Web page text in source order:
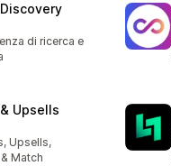
di ricerca e
Upsells
Upsells,
Match